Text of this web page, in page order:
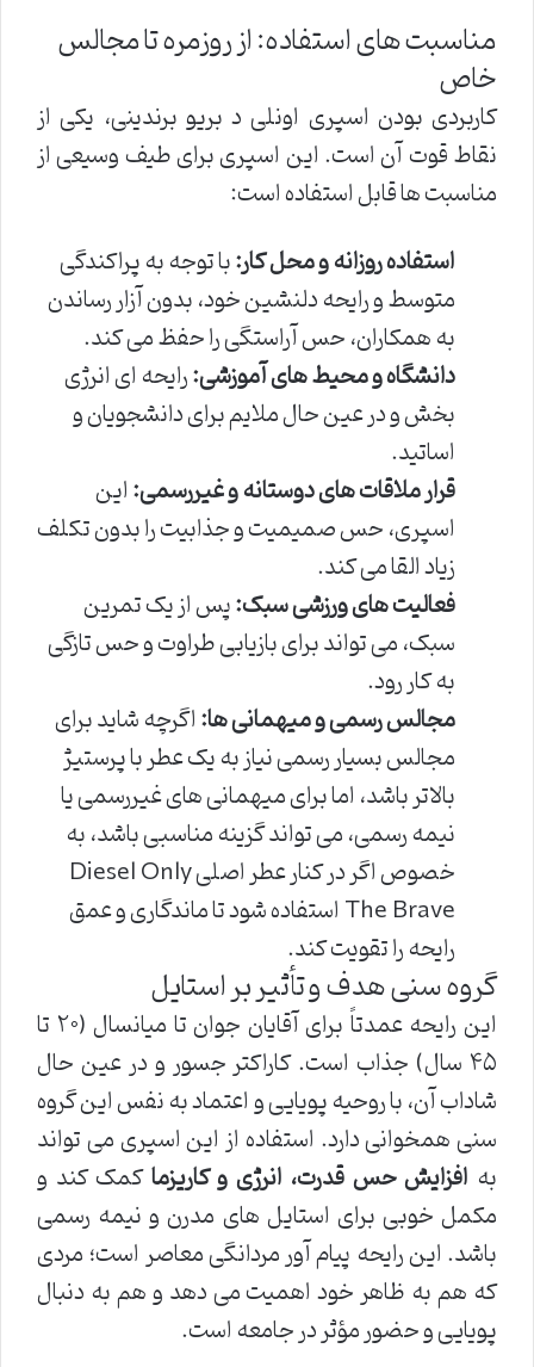
مناسبت های استفاده: از روزمره تا مجالس
خاص
کاربردی بودن اسپری اونلی د بریو برندینی، یکی از
نقاط قوت آن است. این اسپری برای طیف وسیعی از
مناسبت ها قابل استفاده است:
استفاده روزانه و محل کار:با توجه به پراکندگی
متوسط و رایحه دلنشین خود، بدون آزار رساندن
به همکاران، حس آراستگی را حفظ می کند.
دانشگاه و محیط های آموزشی:رایحه ای انرژی
بخش و در عین حال ملایم برای دانشجویان و
اساتید.
قرار ملاقات های دوستانه و غیررسمی:این
اسپری، حس صمیمیت و جذابیت را بدون تکلف
زیاد القا می کند.
فعالیت های ورزشی سبک:پس از یک تمرین
سبک، می تواند برای بازیابی طراوت و حس تازگی
به کار رود.
مجالس رسمی و میهمانی ها:اگرچه شاید برای
مجالس بسیار رسمی نیاز به یک عطر با پرستیژ
بالاتر باشد، اما برای میهمانی های غیررسمی یا
نیمه رسمی، می تواند گزینه مناسبی باشد، به
خصوص اگر در کنار عطر اصلی Diesel Only
The Brave استفاده شود تا ماندگاری و عمق
رایحه را تقویت کند.
گروه سنی هدف و تأثیر بر استایل
این رایحه عمدتاً برای آقایان جوان تا میانسال (۲۰ تا
۴۵ سال) جذاب است. کاراکتر جسور و در عین حال
شاداب آن، با روحیه پویایی و اعتماد به نفس این گروه
سنی همخوانی دارد. استفاده از این اسپری می تواند
به افزایش حس قدرت، انرژی و کاریزماکمک کند و
مکمل خوبی برای استایل های مدرن و نیمه رسمی
باشد. این رایحه پیام آور مردانگی معاصر است؛ مردی
که هم به ظاهر خود اهمیت می دهد و هم به دنبال
پویایی و حضور مؤثر در جامعه است.